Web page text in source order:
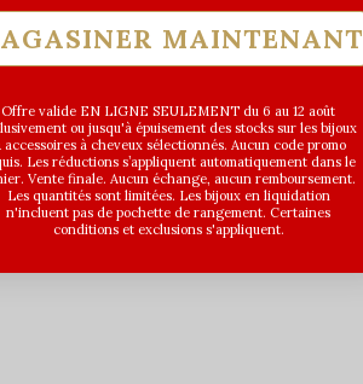
MAINTENANT
Offre valide EN LIGNE SEULEMENT du 6 au 12 août
ou jusqu'à épuisement des stocks sur les bijoux
accessoires à cheveux sélectionnés. Aucun code promo
Les réductions s’appliquent automatiquement dans le
Vente finale. Aucun échange, aucun remboursement.
Les quantités sont limitées. Les bijoux en liquidation
n'incluent pas de pochette de rangement. Certaines
conditions et exclusions s'appliquent.